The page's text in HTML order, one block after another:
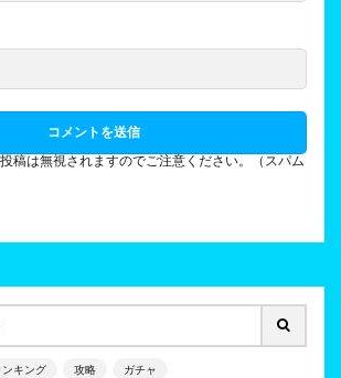
稿は無視されますのでご注意ください。（スパム
ンキング 攻略 ガチャ